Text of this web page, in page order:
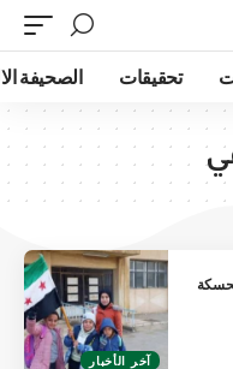
تحقيقات الصحيفة
آخر الأخبار